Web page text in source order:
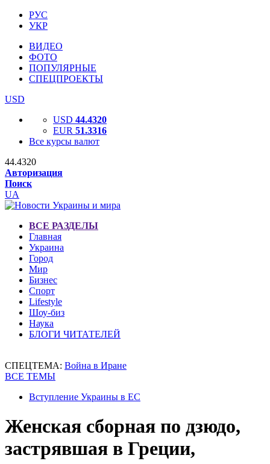
РУС
УКР
ВИДЕО
ФОТО
ПОПУЛЯРНЫЕ
СПЕЦПРОЕКТЫ
USD
USD 44.4320
EUR 51.3316
Все курсы валют
44.4320
Авторизация
Поиск
UA
ВСЕ РАЗДЕЛЫ
Главная
Украина
Город
Мир
Бизнес
Спорт
Lifestyle
Шоу-биз
Наука
БЛОГИ ЧИТАТЕЛЕЙ
СПЕЦТЕМА: Война в Иране
ВСЕ ТЕМЫ
Вступление Украины в ЕС
Женская сборная по дзюдо,
застрявшая в Греции,